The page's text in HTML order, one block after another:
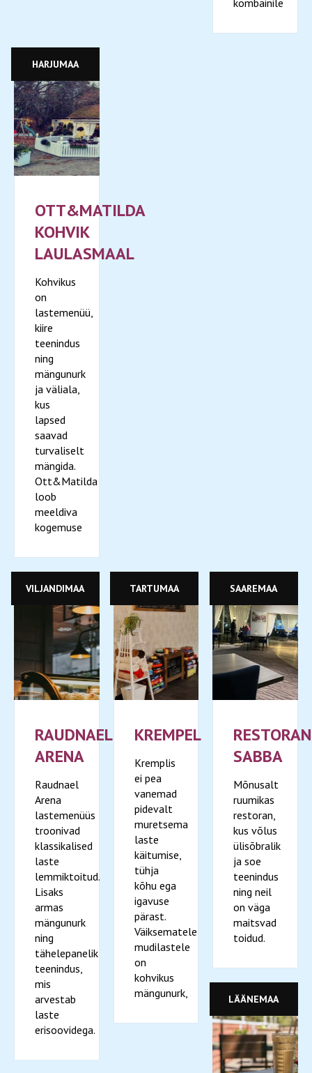
kombainile
HARJUMAA
OTT&MATILDA
KOHVIK
LAULASMAAL
Kohvikus
on
lastemenüü,
kiire
teenindus
ning
mängunurk
ja väliala,
kus
lapsed
saavad
turvaliselt
mängida.
Ott&Matilda
loob
meeldiva
kogemuse
VILJANDIMAA
RAUDNAEL
ARENA
Raudnael
Arena
lastemenüüs
troonivad
klassikalised
laste
lemmiktoitud.
Lisaks
armas
mängunurk
ning
tähelepanelik
teenindus,
mis
arvestab
laste
erisoovidega.
TARTUMAA
KREMPEL
Kremplis
ei pea
vanemad
pidevalt
muretsema
laste
käitumise,
tühja
kõhu ega
igavuse
pärast.
Väiksematele
mudilastele
on
kohvikus
mängunurk,
SAAREMAA
RESTORAN
SABBA
Mõnusalt
ruumikas
restoran,
kus võlus
ülisõbralik
ja soe
teenindus
ning neil
on väga
maitsvad
toidud.
LÄÄNEMAA